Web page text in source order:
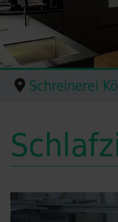
Schreinerei